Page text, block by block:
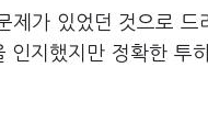
제가 있었던 것으로
지했지만 정확한 투